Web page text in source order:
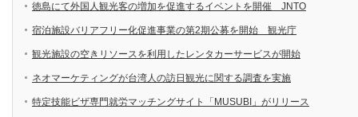
徳島にて外国人観光客の増加を促進するイベントを開催 JNTO
宿泊施設バリアフリー化促進事業の第2期公募を開始 観光庁
観光施設の空きリソースを利用したレンタカーサービスが開始
ネオマーケティングが台湾人の訪日観光に関する調査を実施
特定技能ビザ専門就労マッチングサイト「MUSUBI」がリリース